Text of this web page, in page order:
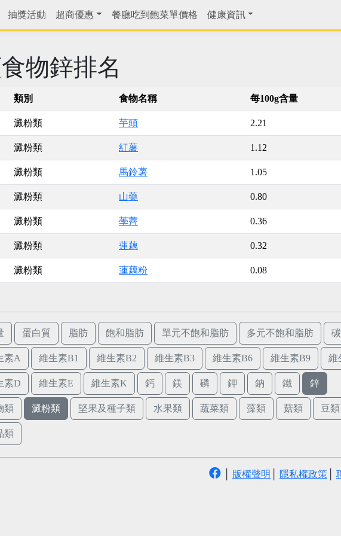
抽獎活動 超商優惠 餐廳吃到飽菜單價格 健康資訊
物鋅排名
類別 食物名稱 每100g含量
澱粉類 芋頭 2.21
澱粉類 紅薯 1.12
澱粉類 馬鈴薯 1.05
澱粉類 山藥 0.80
澱粉類 荸薺 0.36
澱粉類 蓮藕 0.32
澱粉類 蓮藕粉 0.08
蛋白質 脂肪 飽和脂肪 單元不飽和脂肪 多元不飽和脂肪
素A 維生素B1 維生素B2 維生素B3 維生素B6 維生素B9 維
素D 維生素E 維生素K 鈣 鎂 磷 鉀 鈉 鐵 鋅
類 澱粉類 堅果及種子類 水果類 蔬菜類 藻類 菇類 豆類
類
版權聲明 隱私權政策